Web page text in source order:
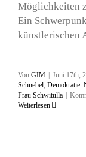
Möglichkeiten
Ein
künstlerischen
Von GIM Juni 17th,
Schnebel, Demokratie.
Frau Schwitulla
Weiterlesen